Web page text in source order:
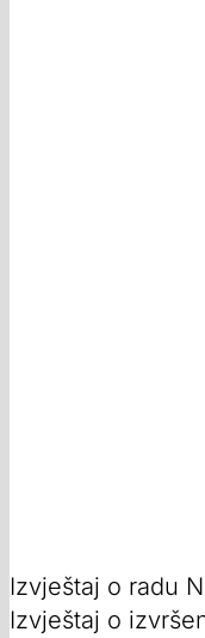
Izvještaj o radu
Izvještaj o